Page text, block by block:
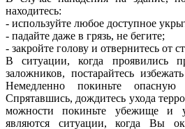
находитесь:
- используйте любое доступное
- падайте даже в грязь, не бегите;
- закройте голову и отвернитесь от
В ситуации, когда проявились
заложников, по­старайтесь
Немедленно покиньте опасную
Спрятавшись, дождитесь ухода
можности покиньте убежище и
являются ситуации, когда Вы